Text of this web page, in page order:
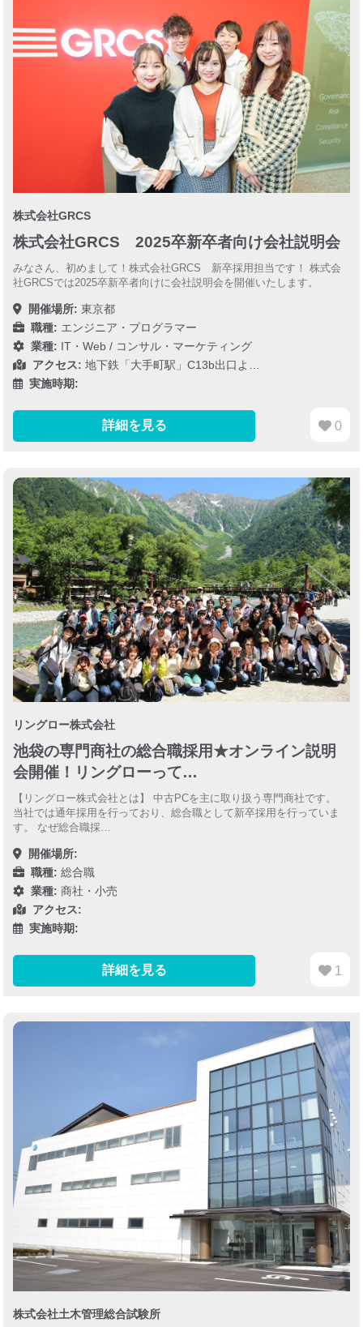
株式会社GRCS
株式会社GRCS 2025卒新卒者向け会社説明会
みなさん、初めまして！株式会社GRCS 新卒採用担当です！ 株式会
社GRCSでは2025卒新卒者向けに会社説明会を開催いたします。
開催場所: 東京都
職種: エンジニア・プログラマー
業種: IT・Web / コンサル・マーケティング
アクセス: 地下鉄「大手町駅」C13b出口よ…
実施時期:
詳細を見る 0
リングロー株式会社
池袋の専門商社の総合職採用★オンライン説明
会開催！リングローって…
【リングロー株式会社とは】 中古PCを主に取り扱う専門商社です。
当社では通年採用を行っており、総合職として新卒採用を行っていま
す。 なぜ総合職採…
開催場所:
職種: 総合職
業種: 商社・小売
アクセス:
実施時期:
詳細を見る 1
株式会社土木管理総合試験所